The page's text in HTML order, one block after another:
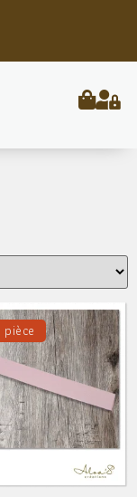
pièce